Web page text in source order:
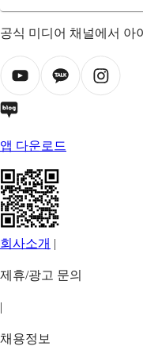
공식 미디어 채널에서 아
앱 다운로드
회사소개 |
제휴/광고 문의
|
채용정보